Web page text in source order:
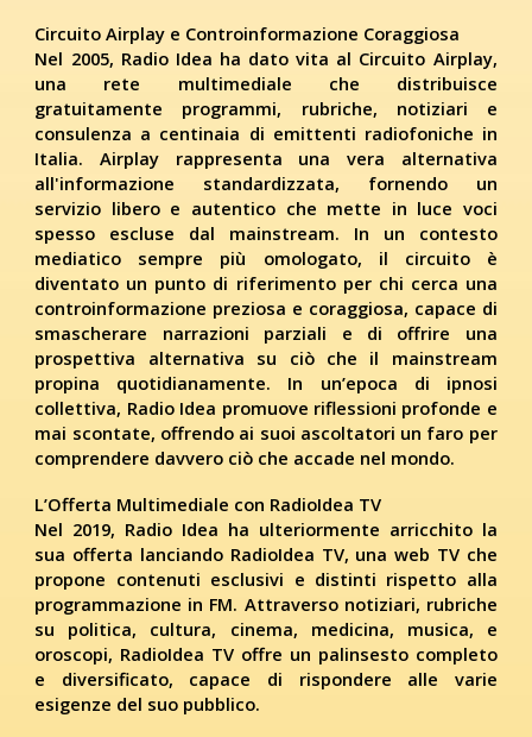
Circuito Airplay e Controinformazione Coraggiosa
Nel 2005, Radio Idea ha dato vita al Circuito Airplay,
una rete multimediale che distribuisce
gratuitamente programmi, rubriche, notiziari e
consulenza a centinaia di emittenti radiofoniche in
Italia. Airplay rappresenta una vera alternativa
all'informazione standardizzata, fornendo un
servizio libero e autentico che mette in luce voci
spesso escluse dal mainstream. In un contesto
mediatico sempre più omologato, il circuito è
diventato un punto di riferimento per chi cerca una
controinformazione preziosa e coraggiosa, capace di
smascherare narrazioni parziali e di offrire una
prospettiva alternativa su ciò che il mainstream
propina quotidianamente. In un’epoca di ipnosi
collettiva, Radio Idea promuove riflessioni profonde e
mai scontate, offrendo ai suoi ascoltatori un faro per
comprendere davvero ciò che accade nel mondo.
L’Offerta Multimediale con RadioIdea TV
Nel 2019, Radio Idea ha ulteriormente arricchito la
sua offerta lanciando RadioIdea TV, una web TV che
propone contenuti esclusivi e distinti rispetto alla
programmazione in FM. Attraverso notiziari, rubriche
su politica, cultura, cinema, medicina, musica, e
oroscopi, RadioIdea TV offre un palinsesto completo
e diversificato, capace di rispondere alle varie
esigenze del suo pubblico.